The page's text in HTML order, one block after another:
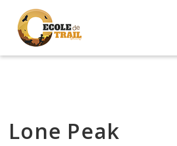
Lone Peak